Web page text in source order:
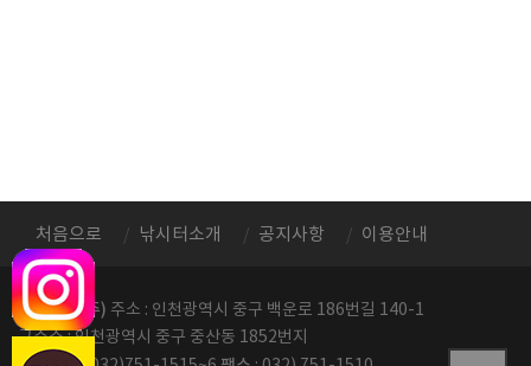
처음으로 낚시터소개 공지사항 이용안내
정성레저(주) 주소 : 인천광역시 중구 백운로 186번길 140-1
구주소 : 인천광역시 중구 중산동 1852번지